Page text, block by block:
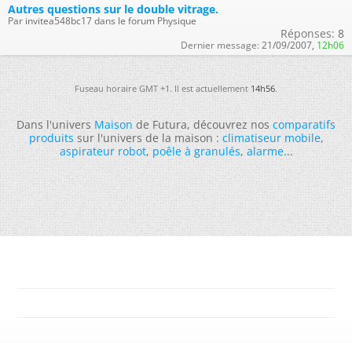
Autres questions sur le double vitrage.
Par invitea548bc17 dans le forum Physique
Réponses: 8
Dernier message: 21/09/2007, 12h06
Fuseau horaire GMT +1. Il est actuellement14h56.
Dans l'universMaisonde Futura, découvrez noscomparatifs
produitssur l'univers de la maison :climatiseur mobile,
aspirateur robot,poêle à granulés,alarme...